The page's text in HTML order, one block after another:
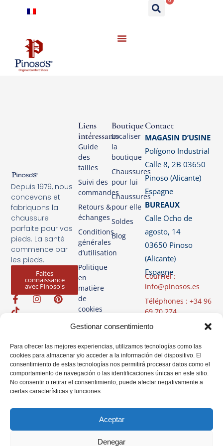
Gestionar consentimiento
Para ofrecer las mejores experiencias, utilizamos tecnologías como las
cookies para almacenar y/o acceder a la información del dispositivo. El
consentimiento de estas tecnologías nos permitirá procesar datos como el
comportamiento de navegación o las identificaciones únicas en este sitio.
No consentir o retirar el consentimiento, puede afectar negativamente a
ciertas características y funciones.
Aceptar
Denegar
Depuis 1979, nous
concevons et
fabriquons la
chaussure
parfaite pour vos
pieds. La santé
commence par
les pieds.
Faites
connaissance
avec Pinoso's
Boutique
Localiser
la
boutique
Chaussures
pour lui
Chaussures
pour elle
Soldes
Blog
Liens
intéressants
Guide
des
tailles
Suivi des
commandes
Retours &
échanges
Conditions
générales
d’utilisation
Politique
en
matière
de
cookies
Politique de
Avis Légal
Contact
MAGASIN D’USINE
Polígono Industrial
Calle 8, 2B 03650
Pinoso (Alicante)
Espagne
BUREAUX
Calle Ocho de
agosto, 14
03650 Pinoso
(Alicante)
Espagne
Courriel :
info@pinosos.es
Téléphones : +34 96
69 70 274
(Whatsapp)
Heures d'ouverture
: du lundi au
vendredi de 07h00
à 14h00